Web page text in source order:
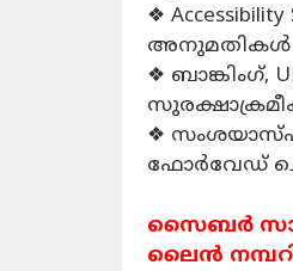
❖
അനുമതികൾ
❖
❖
ഫോർവേഡ്
സൈബർ
ലൈൻ